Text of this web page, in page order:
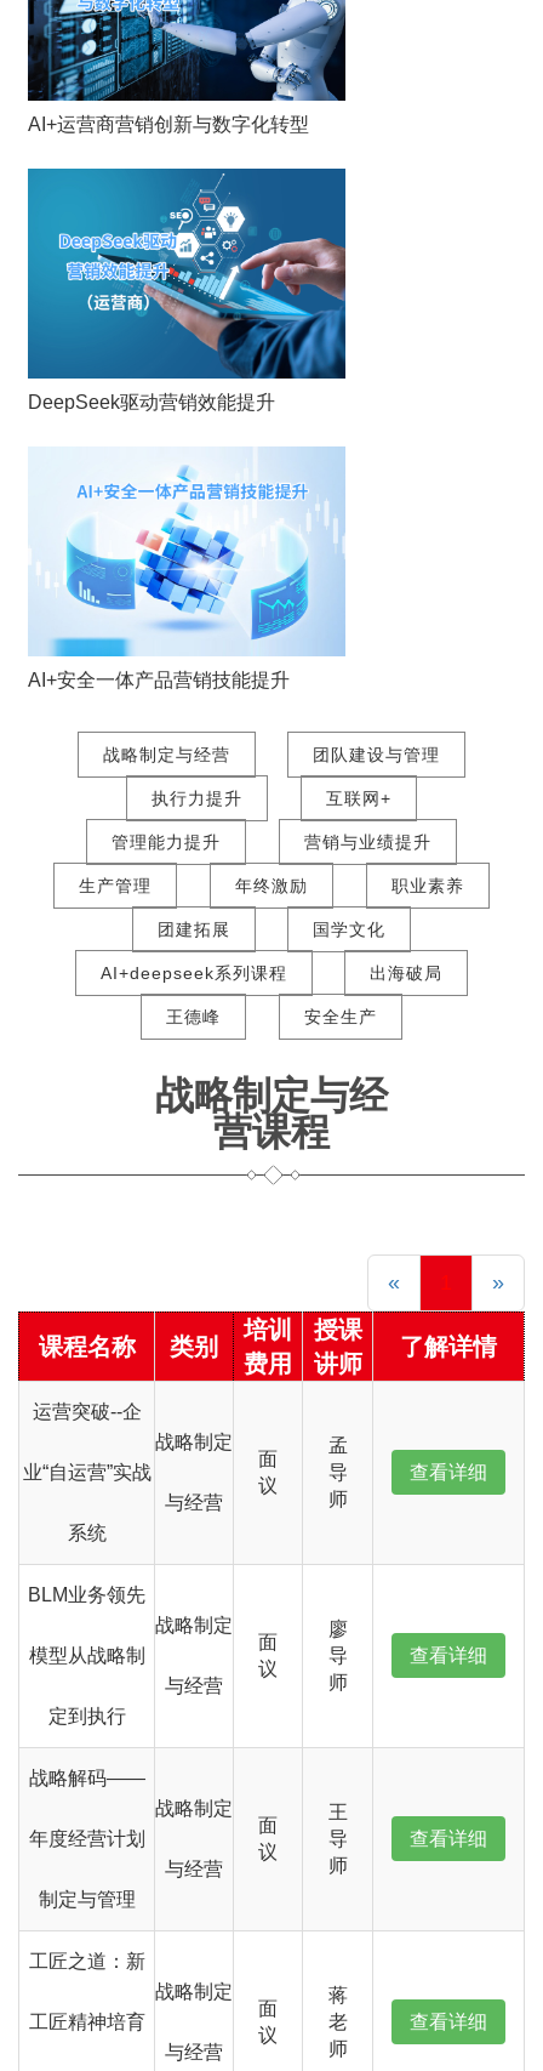
AI+运营商营销创新与数字化转型
DeepSeek驱动营销效能提升
AI+安全一体产品营销技能提升
战略制定与经营 团队建设与管理
执行力提升 互联网+
管理能力提升 营销与业绩提升
生产管理 年终激励 职业素养
团建拓展 国学文化
AI+deepseek系列课程 出海破局
王德峰 安全生产
战略制定与经
营课程
« 1 »
课程名称 类别
培训
费用
授课
讲师
了解详情
运营突破--企
业“自运营”实战
系统
战略制定
与经营
面
议
孟
导
师
查看详细
BLM业务领先
模型从战略制
定到执行
战略制定
与经营
面
议
廖
导
师
查看详细
战略解码——
年度经营计划
制定与管理
战略制定
与经营
面
议
王
导
师
查看详细
工匠之道：新
工匠精神培育
战略制定
与经营
面
议
蒋
老
师
查看详细